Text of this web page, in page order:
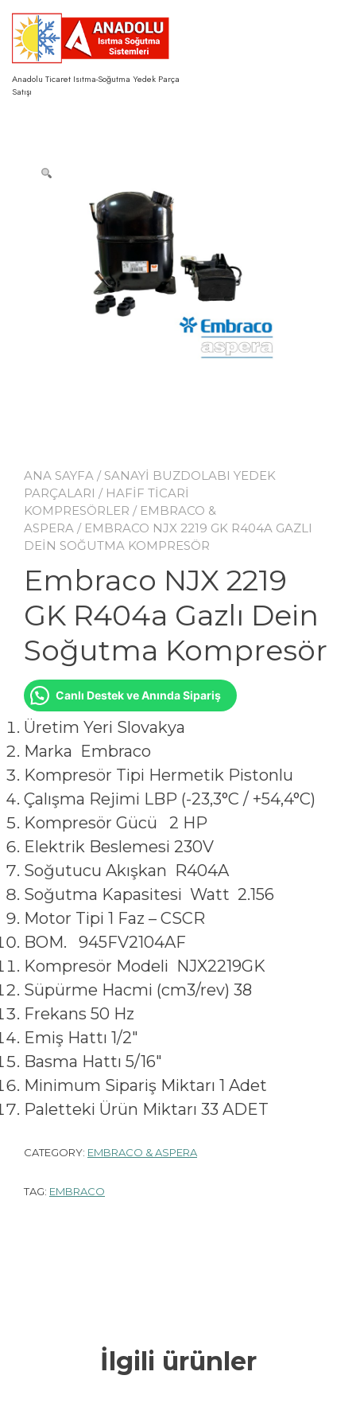
content
Anadolu Ticaret Isıtma-Soğutma Yedek Parça
Satışı
ANA SAYFA / SANAYİ BUZDOLABI YEDEK
PARÇALARI / HAFİF TİCARİ
KOMPRESÖRLER / EMBRACO &
ASPERA / EMBRACO NJX 2219 GK R404A GAZLI
DEIN SOĞUTMA KOMPRESÖR
Embraco NJX 2219
GK R404a Gazlı Dein
Soğutma Kompresör
Canlı Destek ve Anında Sipariş
Üretim Yeri Slovakya
Marka Embraco
Kompresör Tipi Hermetik Pistonlu
Çalışma Rejimi LBP (-23,3°C / +54,4°C)
Kompresör Gücü 2 HP
Elektrik Beslemesi 230V
Soğutucu Akışkan R404A
Soğutma Kapasitesi Watt 2.156
Motor Tipi 1 Faz – CSCR
BOM. 945FV2104AF
Kompresör Modeli NJX2219GK
Süpürme Hacmi (cm3/rev) 38
Frekans 50 Hz
Emiş Hattı 1/2″
Basma Hattı 5/16″
Minimum Sipariş Miktarı 1 Adet
Paletteki Ürün Miktarı 33 ADET
CATEGORY: EMBRACO & ASPERA
TAG: EMBRACO
İlgili ürünler